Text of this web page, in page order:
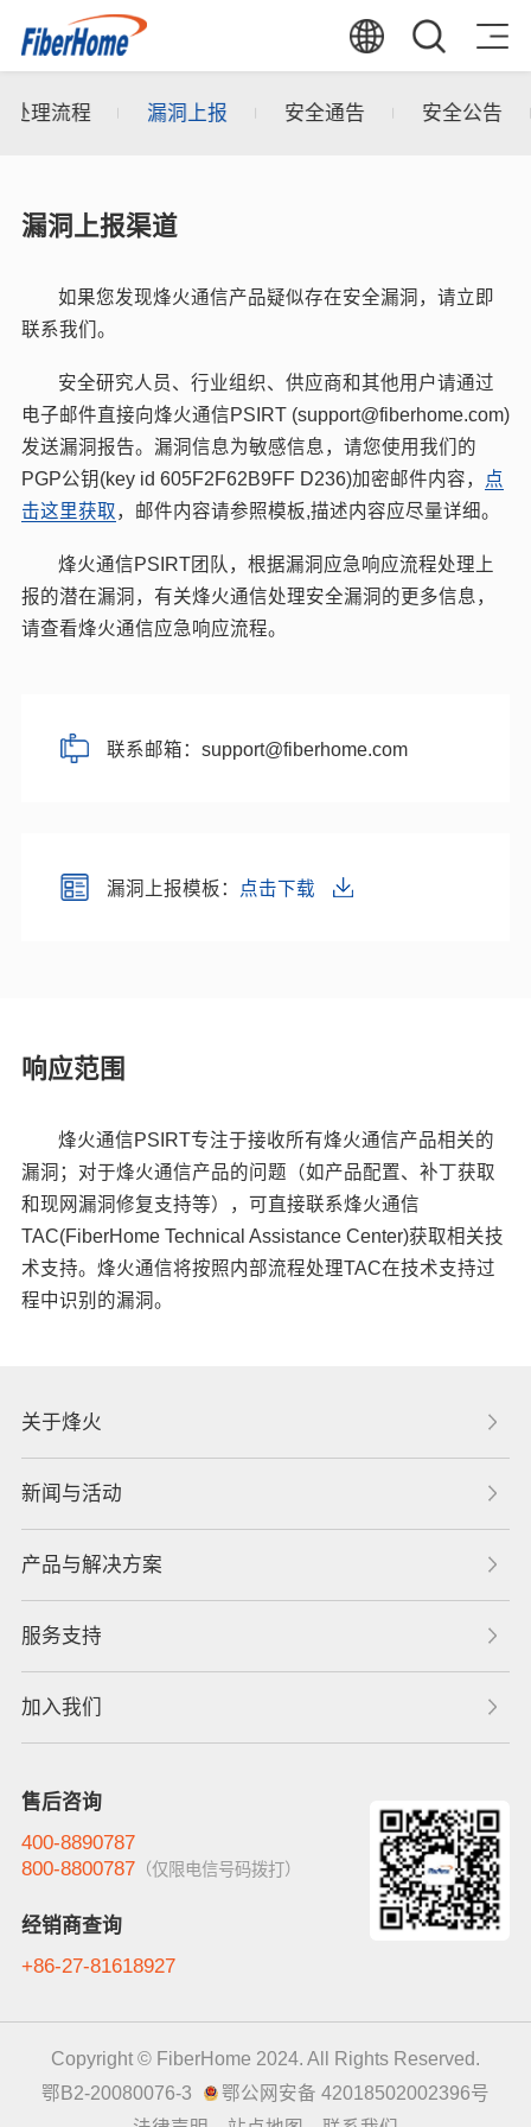
处理流程 漏洞上报 安全通告 安全公告
漏洞上报渠道
如果您发现烽火通信产品疑似存在安全漏洞，请立即
联系我们。
安全研究人员、行业组织、供应商和其他用户请通过
电子邮件直接向烽火通信PSIRT (support@fiberhome.com)
发送漏洞报告。漏洞信息为敏感信息，请您使用我们的
PGP公钥(key id 605F2F62B9FF D236)加密邮件内容，
点
击这里获取，邮件内容请参照模板,描述内容应尽量详细。
烽火通信PSIRT团队，根据漏洞应急响应流程处理上
报的潜在漏洞，有关烽火通信处理安全漏洞的更多信息，
请查看烽火通信应急响应流程。
联系邮箱：support@fiberhome.com
漏洞上报模板： 点击下载
响应范围
烽火通信PSIRT专注于接收所有烽火通信产品相关的
漏洞；对于烽火通信产品的问题（如产品配置、补丁获取
和现网漏洞修复支持等），可直接联系烽火通信
TAC(FiberHome Technical Assistance Center)获取相关技
术支持。烽火通信将按照内部流程处理TAC在技术支持过
程中识别的漏洞。
关于烽火
新闻与活动
产品与解决方案
服务支持
加入我们
售后咨询
400-8890787
800-8800787（仅限电信号码拨打）
经销商查询
+86-27-81618927
Copyright © FiberHome 2024. All Rights Reserved.
鄂B2-20080076-3
鄂公网安备 42018502002396号